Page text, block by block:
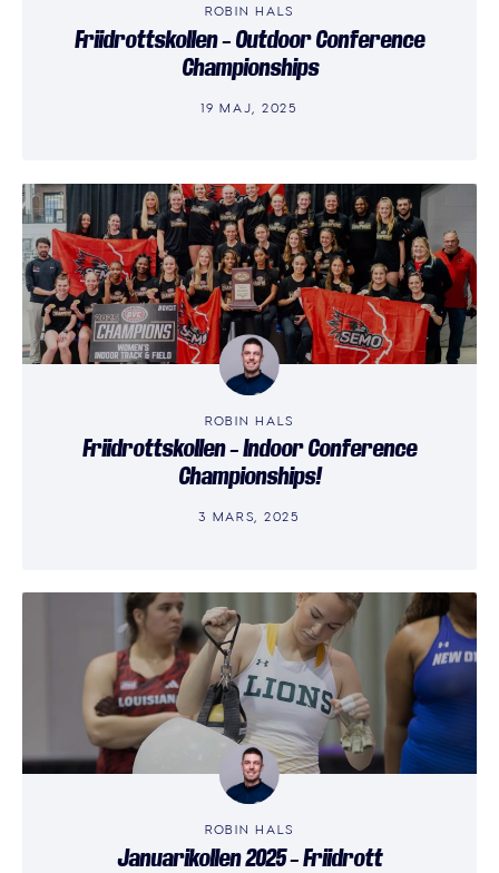
ROBIN HALS
Friidrottskollen – Outdoor Conference
Championships
19 MAJ, 2025
ROBIN HALS
Friidrottskollen – Indoor Conference
Championships!
3 MARS, 2025
ROBIN HALS
Januarikollen 2025 – Friidrott